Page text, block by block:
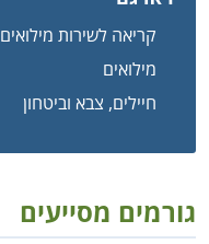
קריאה לשירות מילואים
מילואים
חיילים, צבא וביטחון
גורמים מסייעים